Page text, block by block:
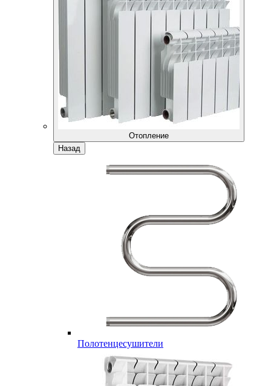
Отопление
Назад
Полотенцесушители